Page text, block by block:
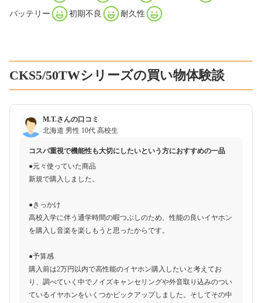
バッテリー 初期不良 耐久性
CKS5/50TWシリーズの買い物体験談
M.T.さんの口コミ
北海道 男性 10代 高校生
コスパ重視で機能性も大切にしたいという方におすすめの一品
●元々使っていた商品
新規で購入しました。
●きっかけ
高校入学に伴う通学時間の暇つぶしのため、性能の良いイヤホン
を購入し音楽を楽しもうと思ったからです。
●予算感
購入前は2万円以内で高性能のイヤホン購入したいと考えてお
り、調べていく中でノイズキャンセリングや外音取り込みのつい
ているイヤホンをいくつかピックアップしました。そしてその中